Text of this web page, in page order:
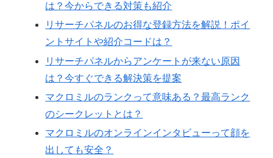
は？今からできる対策も紹介
リサーチパネルのお得な登録方法を解説！ポイ
ントサイトや紹介コードは？
リサーチパネルからアンケートが来ない原因
は？今すぐできる解決策を提案
マクロミルのランクって意味ある？最高ランク
のシークレットとは？
マクロミルのオンラインインタビューって顔を
出しても安全？